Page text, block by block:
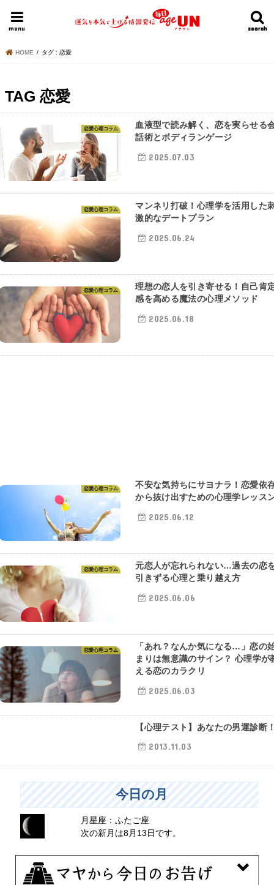
search
search
menu
HOME 明日の運勢ランキング 今週の運勢
HOME タグ : 恋愛
TAG 恋愛
恋愛心理コラム
血液型で読み解く、恋を実らせる
話術とボディランゲージ
2025.07.03
恋愛心理コラム
マンネリ打破！心理学を活用した
激的なデートプラン
2025.06.24
恋愛心理コラム
理想の恋人を引き寄せる！自己肯
感を高める魔法の心理メソッド
2025.06.18
恋愛心理コラム
不安な気持ちにサヨナラ！恋愛依
から抜け出すための心理学レッス
2025.06.12
恋愛心理コラム
元恋人が忘れられない…過去の恋
引きずる心理と乗り越え方
2025.06.06
恋愛心理コラム
「あれ？なんか気になる…」恋の
まりは無意識のサイン？ 心理学が
える恋のカラクリ
2025.06.03
【心理テスト】あなたの男運診断
2013.11.03
今日の月
月星座：ふたご座
次の新月は8月13日です。